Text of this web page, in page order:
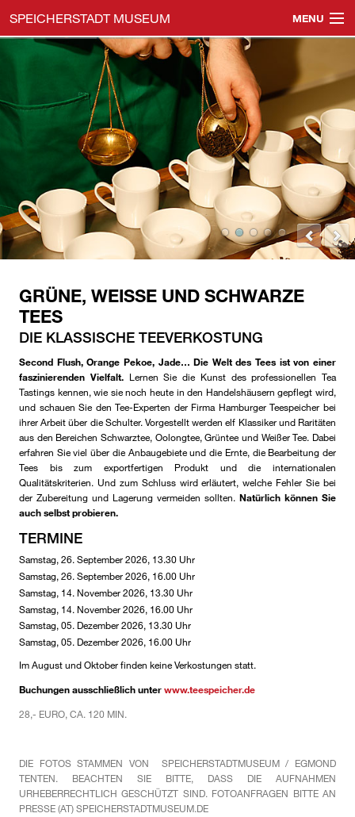
Navigation
SPEICHERSTADT MUSEUM MENU
Speicherstadtmuseum
Öffentliche Führungen
Gruppenführungen
Veranstaltungen
Events & Location
Shop & Gutscheine
Besucherinfos
Impressum & Datenschutz
GRÜNE, WEISSE UND SCHWARZE
TEES
DIE KLASSISCHE TEEVERKOSTUNG
Second Flush, Orange Pekoe, Jade… Die Welt des Tees ist von einer
faszinierenden Vielfalt.Lernen Sie die Kunst des professionellen Tea
Tastings kennen, wie sie noch heute in den Handelshäusern gepflegt wird,
und schauen Sie den Tee-Experten der Firma Hamburger Teespeicher bei
ihrer Arbeit über die Schulter. Vorgestellt werden elf Klassiker und Raritäten
aus den Bereichen Schwarztee, Oolongtee, Grüntee und Weißer Tee. Dabei
erfahren Sie viel über die Anbaugebiete und die Ernte, die Bearbeitung der
Tees bis zum exportfertigen Produkt und die internationalen
Qualitätskriterien. Und zum Schluss wird erläutert, welche Fehler Sie bei
der Zubereitung und Lagerung vermeiden sollten. Natürlich können Sie
auch selbst probieren.
TERMINE
Samstag, 26. September 2026, 13.30 Uhr
Samstag, 26. September 2026, 16.00 Uhr
Samstag, 14. November 2026, 13.30 Uhr
Samstag, 14. November 2026, 16.00 Uhr
Samstag, 05. Dezember 2026, 13.30 Uhr
Samstag, 05. Dezember 2026, 16.00 Uhr
Im August und Oktober finden keine Verkostungen statt.
Buchungen ausschließlich unterwww.teespeicher.de
28,- EURO, CA. 120 MIN.
DIE FOTOS STAMMEN VON SPEICHERSTADTMUSEUM / EGMOND
TENTEN. BEACHTEN SIE BITTE, DASS DIE AUFNAHMEN
URHEBERRECHTLICH GESCHÜTZT SIND. FOTOANFRAGEN BITTE AN
PRESSE (AT) SPEICHERSTADTMUSEUM.DE